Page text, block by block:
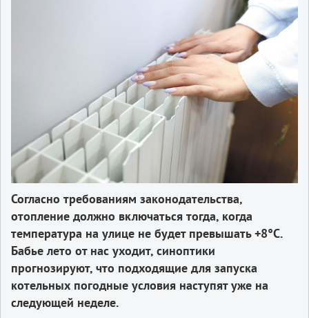
Согласно требованиям законодательства,
отопление должно включаться тогда, когда
температура на улице не будет превышать +8°C.
Бабье лето от нас уходит, синоптики
прогнозируют, что подходящие для запуска
котельных погодные условия наступят уже на
следующей неделе.